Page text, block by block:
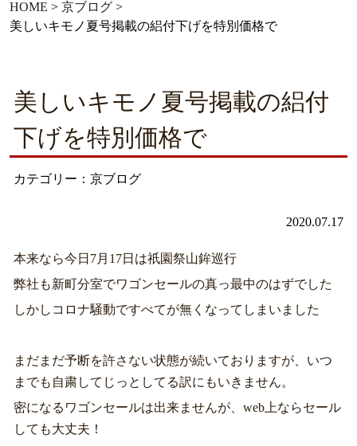
HOME > 京ブログ>
美しいキモノ夏号掲載の絽付下げを特別価格で
美しいキモノ夏号掲載の絽付
下げを特別価格で
カテゴリー：京ブログ
2020.07.17
本来なら今日7月17日は祇園祭山鉾巡行
弊社も新町分室でワゴンセールの真っ最中のはずでした
しかしコロナ騒動ですべてが無くなってしまいました
まだまだ予断を許さない状態が続いておりますが、いつ
までも自粛してじっとしてる訳にもいきません。
密になるワゴンセールは出来ませんが、web上ならセール
しても大丈夫！